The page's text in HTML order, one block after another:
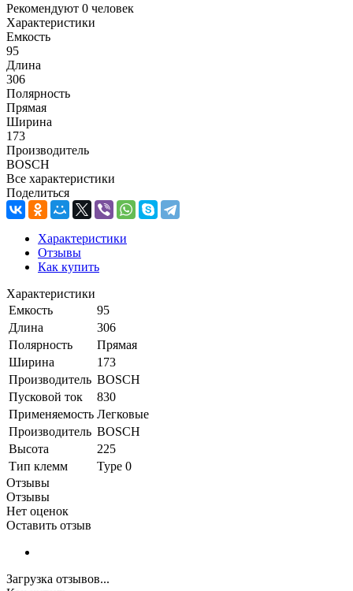
Рекомендуют 0 человек
Характеристики
Емкость
95
Длина
306
Полярность
Прямая
Ширина
173
Производитель
BOSCH
Все характеристики
Поделиться
Характеристики
Отзывы
Как купить
Характеристики
Емкость
95
Длина
306
Полярность
Прямая
Ширина
173
Производитель BOSCH
Пусковой ток
830
Применяемость Легковые
Производитель BOSCH
Высота
225
Тип клемм
Type 0
Отзывы
Отзывы
Нет оценок
Оставить отзыв
Загрузка отзывов...